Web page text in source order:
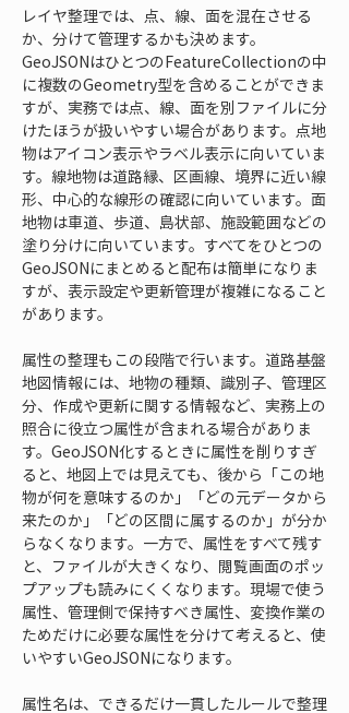
レイヤ整理では、点、線、面を混在させる
か、分けて管理するかも決めます。
GeoJSONはひとつのFeatureCollectionの中
に複数のGeometry型を含めることができま
すが、実務では点、線、面を別ファイルに分
けたほうが扱いやすい場合があります。点地
物はアイコン表示やラベル表示に向いていま
す。線地物は道路縁、区画線、境界に近い線
形、中心的な線形の確認に向いています。面
地物は車道、歩道、島状部、施設範囲などの
塗り分けに向いています。すべてをひとつの
GeoJSONにまとめると配布は簡単になりま
すが、表示設定や更新管理が複雑になること
があります。
属性の整理もこの段階で行います。道路基盤
地図情報には、地物の種類、識別子、管理区
分、作成や更新に関する情報など、実務上の
照合に役立つ属性が含まれる場合がありま
す。GeoJSON化するときに属性を削りすぎ
ると、地図上では見えても、後から「この地
物が何を意味するのか」「どの元データから
来たのか」「どの区間に属するのか」が分か
らなくなります。一方で、属性をすべて残す
と、ファイルが大きくなり、閲覧画面のポッ
プアップも読みにくくなります。現場で使う
属性、管理側で保持すべき属性、変換作業の
ためだけに必要な属性を分けて考えると、使
いやすいGeoJSONになります。
属性名は、できるだけ一貫したルールで整理